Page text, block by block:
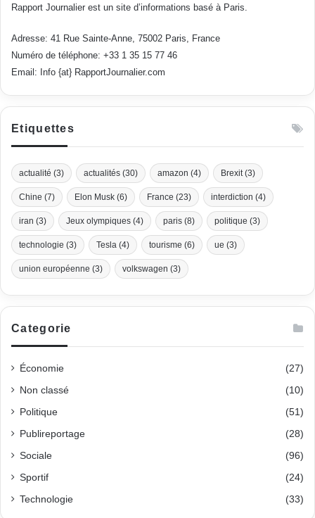
Rapport Journalier est un site d’informations basé à Paris.
Adresse: 41 Rue Sainte-Anne, 75002 Paris, France
Numéro de téléphone: +33 1 35 15 77 46
Email: Info {at} RapportJournalier.com
Etiquettes
actualité (3) actualités (30) amazon (4) Brexit (3)
Chine (7) Elon Musk (6) France (23) interdiction (4)
iran (3) Jeux olympiques (4) paris (8) politique (3)
technologie (3) Tesla (4) tourisme (6) ue (3)
union européenne (3) volkswagen (3)
Categorie
Économie (27)
Non classé (10)
Politique (51)
Publireportage (28)
Sociale (96)
Sportif (24)
Technologie (33)